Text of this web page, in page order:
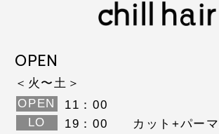
OPEN
＜火〜土＞
OPEN
11：00
LO
19：00
カット+パー